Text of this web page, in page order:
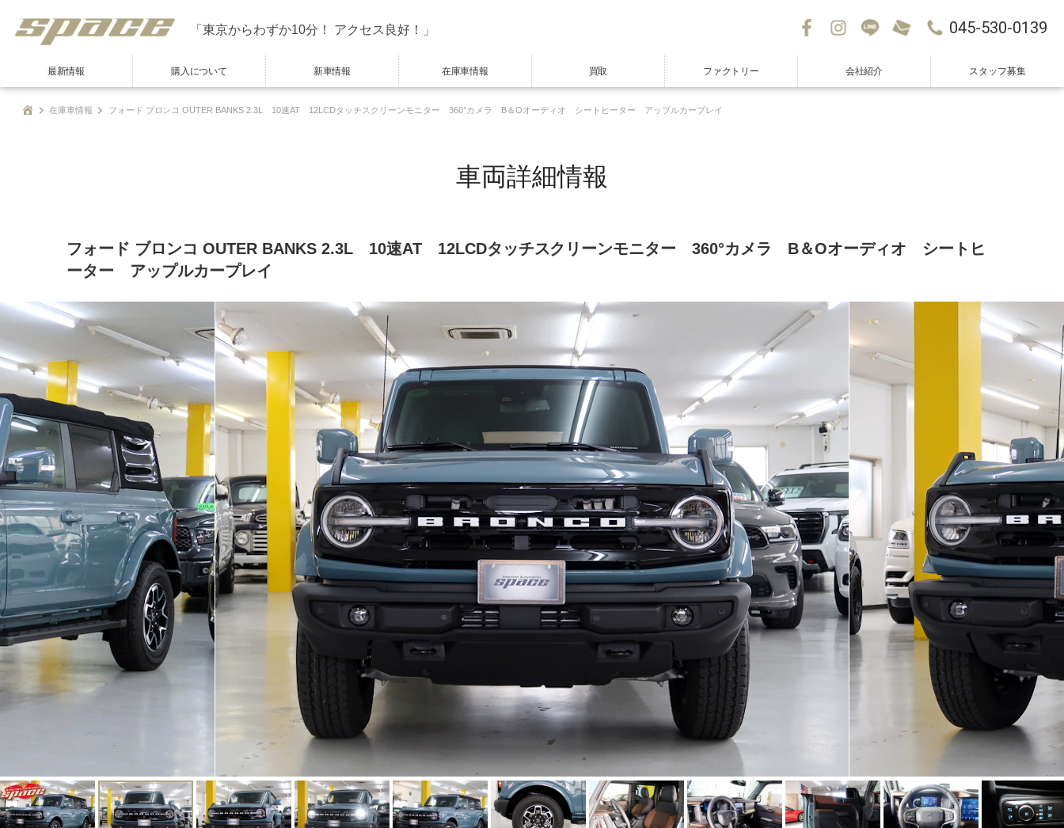
「東京からわずか10分！ アクセス良好！」 045-530-0139
最新情報 購入について 新車情報 在庫車情報 買取 ファクトリー 会社紹介 スタッフ募集
在庫車情報 フォード ブロンコ OUTER BANKS 2.3L 10速AT 12LCDタッチスクリーンモニター 360°カメラ B＆Oオーディオ シートヒーター アップルカープレイ
車両詳細情報
フォード ブロンコ OUTER BANKS 2.3L 10速AT 12LCDタッチスクリーンモニター 360°カメラ B＆Oオーディオ シートヒ
ーター アップルカープレイ